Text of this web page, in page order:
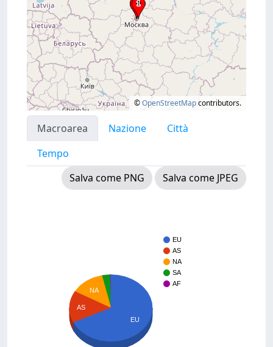
©OpenStreetMapcontributors.
Macroarea Nazione
Città
Tempo
Salva come PNG
Salva come JPEG
EU
AS
NA
SA
AF
NA
AS
EU